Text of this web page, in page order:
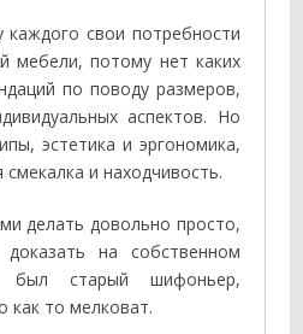
каждого свои потребности
мебели, потому нет каких
по поводу размеров,
аспектов. Но
эстетика и эргономика,
и находчивость.
делать довольно просто,
на собственном
старый шифоньер,
как то мелковат.